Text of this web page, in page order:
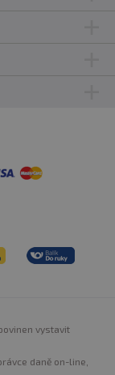
vystavit
daně on-line,